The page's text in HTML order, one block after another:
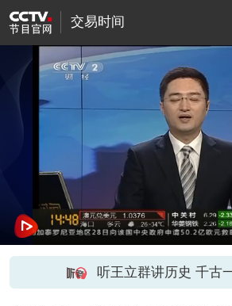
交易时间
听王立群讲历史 千古